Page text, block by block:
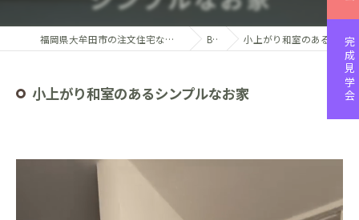
福岡県大牟田市の注文住宅なら株式会社インハウス Blog 小上がり和室のあるシンプルなお家
小上がり和室のあるシンプルなお家
完成見学会